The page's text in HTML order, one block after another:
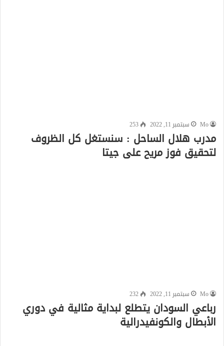
Mo سبتمبر 11, 2022 253
مدرب هلال الساحل : سنستغل كل الظروف
لتحقيق فوز مريح على جيتا
Mo سبتمبر 11, 2022 232
رباعي السودان يتطلع لبداية مثالية في دوري
الأبطال والكونفيدرالية